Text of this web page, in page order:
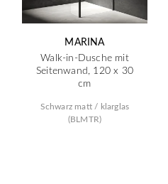
MARINA
Walk-in-Dusche mit
Seitenwand, 120 x 30
cm
Schwarz matt / klarglas
(BLMTR)